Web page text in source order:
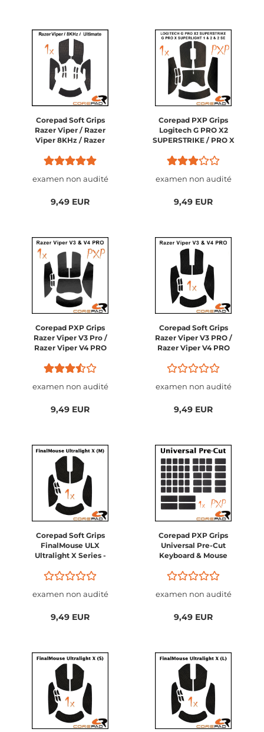
Corepad Soft Grips
Razer Viper / Razer
Viper 8KHz / Razer
examen non audité
9,49 EUR
Corepad PXP Grips
Logitech G PRO X2
SUPERSTRIKE / PRO X
SUPERLIGHT 1
examen non audité
9,49 EUR
Corepad PXP Grips
Razer Viper V3 Pro /
Razer Viper V4 PRO
examen non audité
9,49 EUR
Corepad Soft Grips
Razer Viper V3 PRO /
Razer Viper V4 PRO
examen non audité
9,49 EUR
Corepad Soft Grips
FinalMouse ULX
Ultralight X Series -
Pro / Competition /
Frostlord (Size M =
examen non audité
9,49 EUR
Corepad PXP Grips
Universal Pre-Cut
Keyboard & Mouse
examen non audité
9,49 EUR